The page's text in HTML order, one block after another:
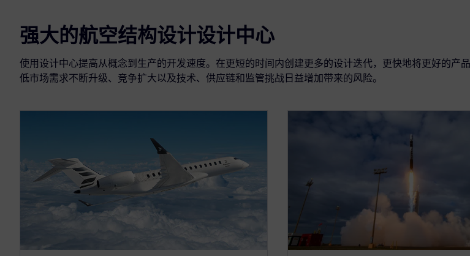
强大的航空结构设计设计中心
使用设计中心提高从概念到生产的开发速度。在更短的时间内创建更多的设计迭代，更快地将更好的产
低市场需求不断升级、竞争扩大以及技术、供应链和监管挑战日益增加带来的风险。